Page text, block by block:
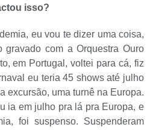
isso?
eu vou te dizer uma coisa,
gravado com a Orquestra Ouro
em Portugal, voltei para cá, fiz
eu teria 45 shows até julho
excursão, uma turnê na Europa.
ia em julho pra lá pra Europa, e
foi suspenso. Suspenderam